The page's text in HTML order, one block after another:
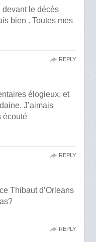
devant le décès
bien . Toutes mes
élogieux, et
J’aimais
écouté
REPLY
Thibaut d’Orleans
REPLY
REPLY